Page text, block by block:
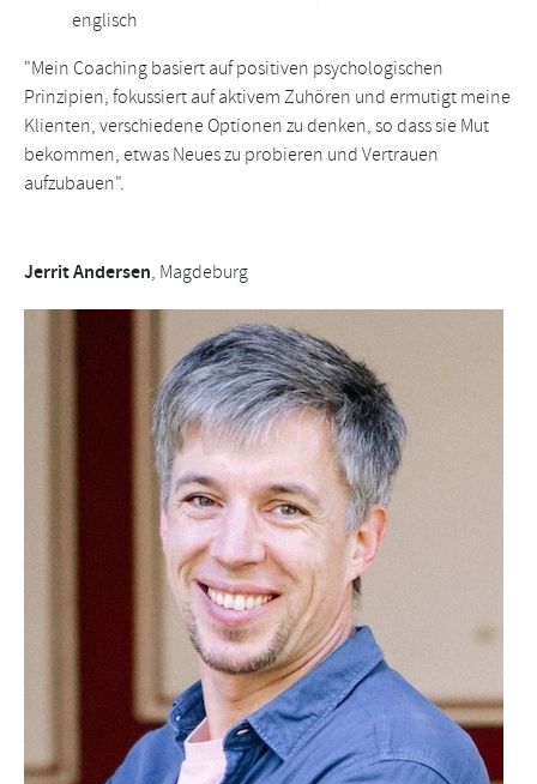
englisch
"Mein Coaching basiert auf positiven psychologischen
Prinzipien, fokussiert auf aktivem Zuhören und ermutigt meine
Klienten, verschiedene Optionen zu denken, so dass sie Mut
bekommen, etwas Neues zu probieren und Vertrauen
aufzubauen".
Jerrit Andersen, Magdeburg